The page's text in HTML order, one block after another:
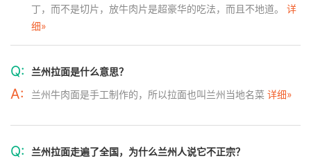
丁，而不是切片，放牛肉片是超豪华的吃法，而且不地道。 详
细»
Q: 兰州拉面是什么意思？
A: 兰州牛肉面是手工制作的，所以拉面也叫兰州当地名菜 详细»
Q: 兰州拉面走遍了全国，为什么兰州人说它不正宗？